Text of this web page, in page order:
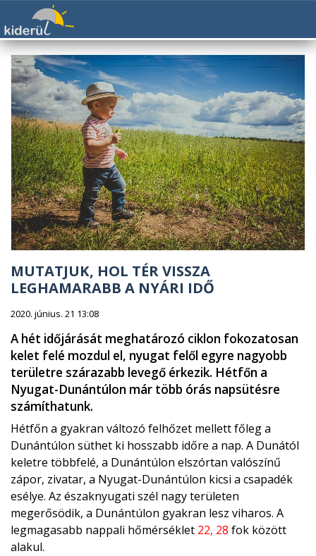
MUTATJUK, HOL TÉR VISSZA
LEGHAMARABB A NYÁRI IDŐ
2020. június. 21 13:08
A hét időjárását meghatározó ciklon fokozatosan
kelet felé mozdul el, nyugat felől egyre nagyobb
területre szárazabb levegő érkezik. Hétfőn a
Nyugat-Dunántúlon már több órás napsütésre
számíthatunk.
Hétfőn a gyakran változó felhőzet mellett főleg a
Dunántúlon süthet ki hosszabb időre a nap. A Dunától
keletre többfelé, a Dunántúlon elszórtan valószínű
zápor, zivatar, a Nyugat-Dunántúlon kicsi a csapadék
esélye. Az északnyugati szél nagy területen
megerősödik, a Dunántúlon gyakran lesz viharos. A
legmagasabb nappali hőmérséklet 22, 28 fok között
alakul.